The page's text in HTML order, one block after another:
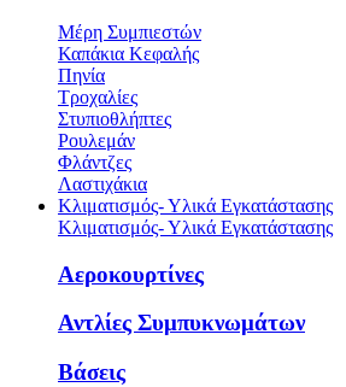
Μέρη Συμπιεστών
Καπάκια Κεφαλής
Πηνία
Τροχαλίες
Στυπιοθλήπτες
Ρουλεμάν
Φλάντζες
Λαστιχάκια
Κλιματισμός- Υλικά Εγκατάστασης
Κλιματισμός- Υλικά Εγκατάστασης
Αεροκουρτίνες
Αντλίες Συμπυκνωμάτων
Βάσεις